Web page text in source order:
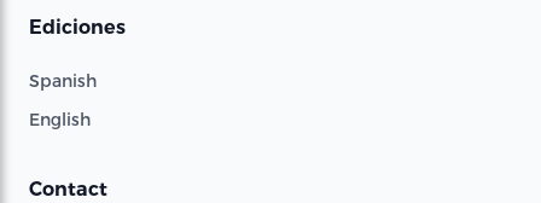
Ediciones
Spanish
English
Contact